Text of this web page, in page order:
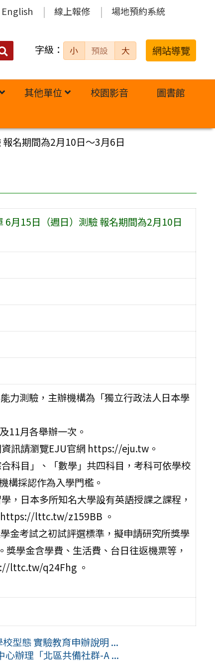
English 線上報修 場地預約系統
搜
字級： 小 預設 大 網站導覽
其他單位 校園影音
圖書館
名期間為2月10日～3月6日
月15日（週日）測驗 報名期間為2月10日
力測驗，主辦機構為「獨立行政法人日本學
11月各舉辦一次。
訊請瀏覽EJU官網 https://eju.tw。
科目」、「數學」共四科目，考科可依學校
構採認作為入學門檻。
，日本多所知名大學設有英語授課之課程，
https://lttc.tw/z159BB 。
金考試之初試評選標準，擬申請研究所獎學
學金含學費、生活費、台日往返機票等，
lttc.tw/q24Fhg 。
型態 實驗教育申辦說明 ...
辦理「北區共備社群-A ...